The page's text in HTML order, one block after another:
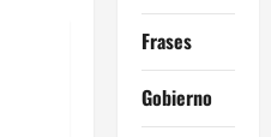
Frases
Gobierno